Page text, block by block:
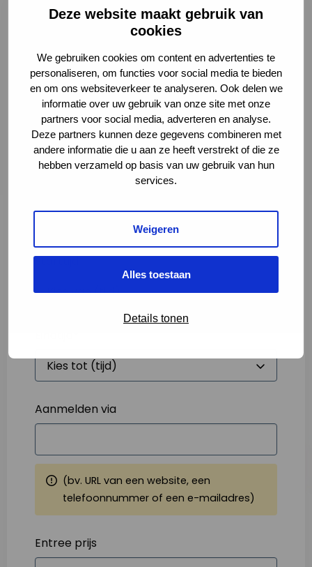
Deze website maakt gebruik van
cookies
We gebruiken cookies om content en advertenties te
personaliseren, om functies voor social media te bieden
en om ons websiteverkeer te analyseren. Ook delen we
informatie over uw gebruik van onze site met onze
partners voor social media, adverteren en analyse.
Deze partners kunnen deze gegevens combineren met
andere informatie die u aan ze heeft verstrekt of die ze
hebben verzameld op basis van uw gebruik van hun
services.
Weigeren
Alles toestaan
Details tonen
2
Volledige omschrijving*
Starttijd*
Aanmelden via
(bv. URL van een website, een
telefoonnummer of een e-mailadres)
Entree prijs